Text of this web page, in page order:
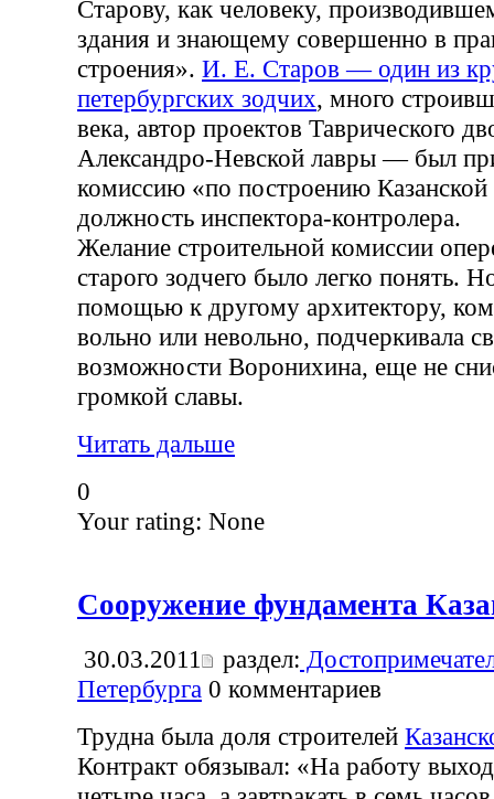
Старову, как человеку,
здания и знающему совершенно в
строения». И. Е. Старов — один из
петербургских зодчих, много
века, автор проектов Таврического
Александро-Невской лавры — был
комиссию «по построению Казанской
должность инспектора-контролера.
Желание строительной комиссии
старого зодчего было легко понять.
помощью к другому архитектору,
вольно или невольно, подчеркивала
возможности Воронихина, еще не
громкой славы.
Читать дальше
0
Your rating: None
Сооружение фундамента
30.03.2011 раздел:
Петербурга 0 комментариев
Трудна была доля строителей
Контракт обязывал: «На работу